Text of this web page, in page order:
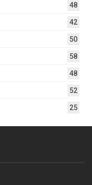
48
42
50
58
48
52
25